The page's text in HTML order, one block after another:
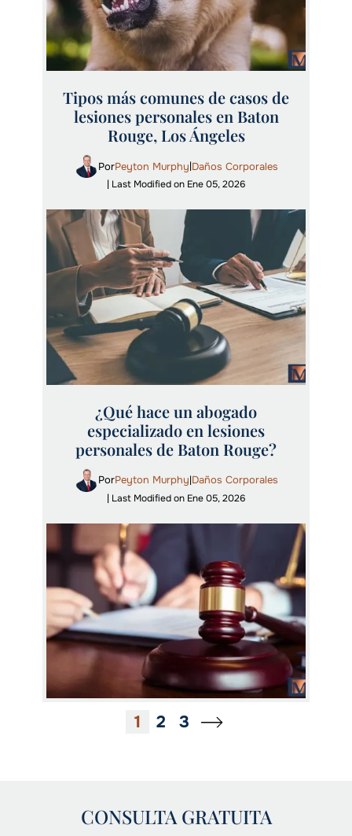
Tipos más comunes de casos de
lesiones personales en Baton
Rouge, Los Ángeles
PorPeyton Murphy|Daños Corporales
| Last Modified on Ene 05, 2026
¿Qué hace un abogado
especializado en lesiones
personales de Baton Rouge?
PorPeyton Murphy|Daños Corporales
| Last Modified on Ene 05, 2026
1 2 3
CONSULTA GRATUITA